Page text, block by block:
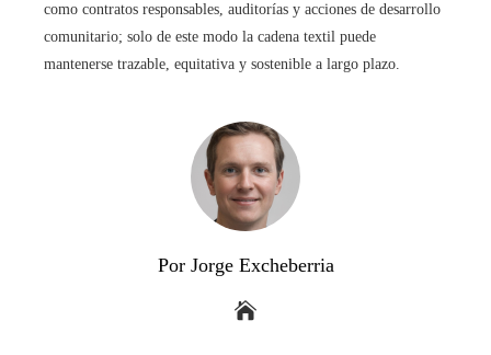
como contratos responsables, auditorías y acciones de desarrollo
comunitario; solo de este modo la cadena textil puede
mantenerse trazable, equitativa y sostenible a largo plazo.
Por Jorge Excheberria